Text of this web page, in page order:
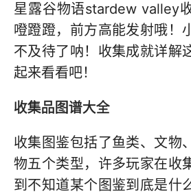
星露谷物语stardew valley
噔蹬蹬，前方高能发射哦！
不及待了呐！收集成就详解
起来看看吧！
收集品图谱大全
收集图鉴包括了鱼类、文物
物五个类型，许多玩家在收
到不知道某个图鉴到底是什